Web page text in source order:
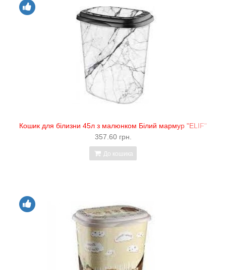
Кошик для білизни 45л з малюнком Білий мармур "ELIF"
357.60 грн.
До кошика